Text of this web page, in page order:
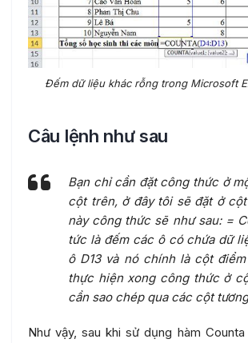
Đếm dữ liệu khác rỗng trong Microsoft
Câu lệnh như sau
Bạn chỉ cần đặt công thức ở
cột trên, ở đây tôi sẽ đặt ở
này công thức sẽ như sau: =
tức là đếm các ô có chứa dữ
ô D13 và nó chính là cột
thực hiện xong công thức ở
cần sao chép qua các cột
Như vậy, sau khi sử dụng hàm